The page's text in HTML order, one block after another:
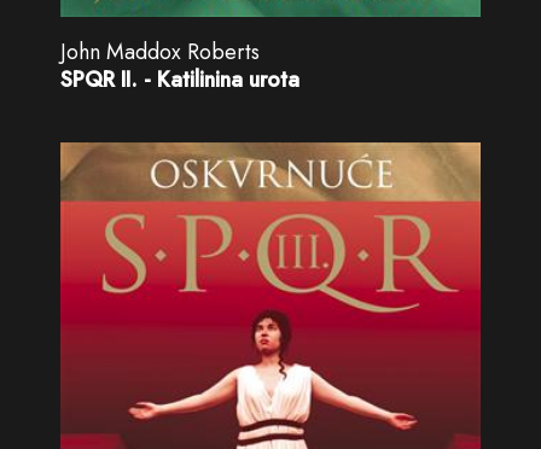
John Maddox Roberts
SPQR II. - Katilinina urota